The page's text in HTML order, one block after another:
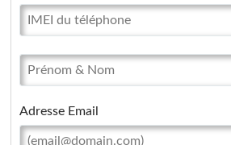
Adresse Email